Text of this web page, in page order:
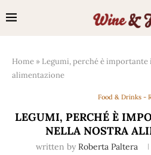
Home » Legumi, perché è
alimentazione
Food & Drinks -
LEGUMI, PERCHÉ È
NELLA NOSTRA
written by Roberta Paltera